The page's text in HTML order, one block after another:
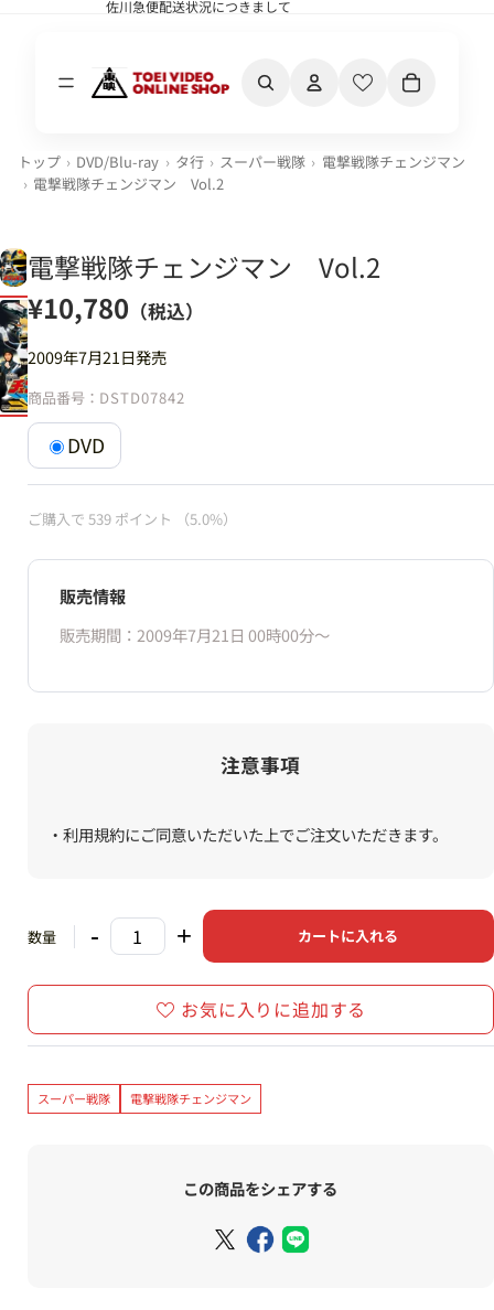
佐川急便配送状況につきまして
佐川急便配送状況につきまして
トップ DVD/Blu-ray タ行 スーパー戦隊
電撃戦隊チェンジマン
電撃戦隊チェンジマン Vol.2
電撃戦隊チェンジマン Vol.2
¥10,780 （税込）
2009年7月21日発売
商品番号： DSTD07842
DVD
ご購入で 539 ポイント （5.0%）
販売情報
販売期間：2009年7月21日 00時00分〜
注意事項
・利用規約にご同意いただいた上でご注文いただきます。
数量 - + カートに入れる
お気に入りに追加する
スーパー戦隊 電撃戦隊チェンジマン
この商品をシェアする